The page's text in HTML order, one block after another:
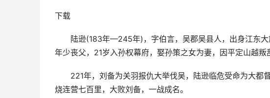
下载
陆逊(183年—245年)，字伯言，吴郡吴县人，出身江东大
年少丧父，21岁入孙权幕府，娶孙策之女为妻，因平定山越叛
221年，刘备为关羽报仇大举伐吴，陆逊临危受命为大都
烧连营七百里，大败刘备，一战成名。